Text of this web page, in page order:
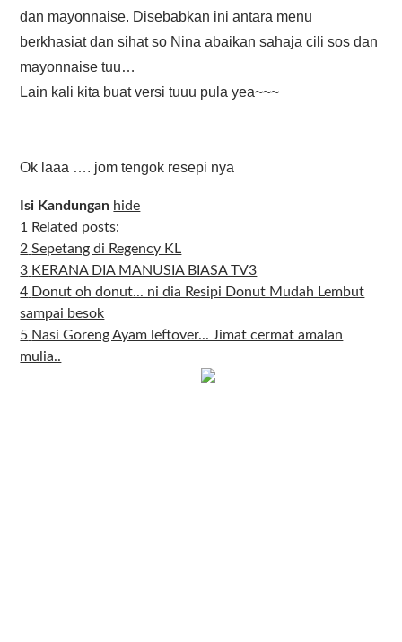
dan mayonnaise. Disebabkan ini antara menu
berkhasiat dan sihat so Nina abaikan sahaja cili sos dan
mayonnaise tuu…
Lain kali kita buat versi tuuu pula yea~~~
Ok laaa …. jom tengok resepi nya
Isi Kandungan hide
1
Related posts:
2 Sepetang di Regency KL
3 KERANA DIA MANUSIA BIASA TV3
4 Donut oh donut... ni dia Resipi Donut Mudah Lembut
sampai besok
5 Nasi Goreng Ayam leftover... Jimat cermat amalan
mulia..